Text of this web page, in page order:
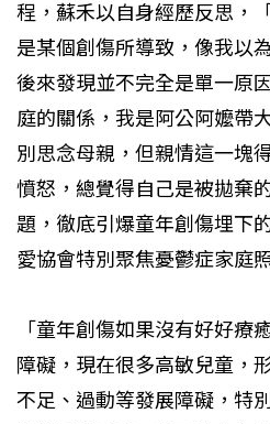
程，蘇禾以自身經歷反思，
是某個創傷所導致，像我以
後來發現並不完全是單一原
庭的關係，我是阿公阿嬤帶
別思念母親，但親情這一塊
憤怒，總覺得自己是被拋棄
題，徹底引爆童年創傷埋下
愛協會特別聚焦憂鬱症家庭
「童年創傷如果沒有好好療
障礙，現在很多高敏兒童，
不足、過動等發展障礙，特